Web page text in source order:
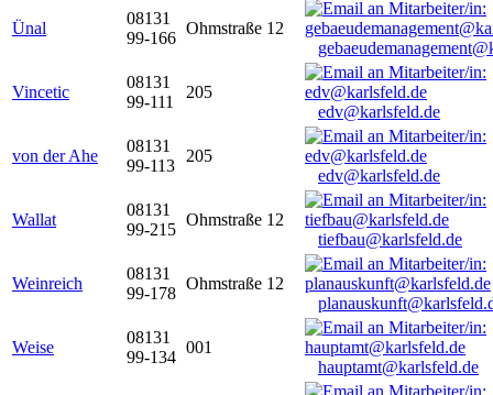
Ünal
08131
99-166
Ohmstraße 12
Vincetic
08131
99-111
205
edv@karlsfeld.de
von der Ahe
08131
99-113
205
edv@karlsfeld.de
Wallat
08131
99-215
Ohmstraße 12
tiefbau@karlsfeld.de
Weinreich
08131
99-178
Ohmstraße 12
Weise
08131
99-134
001
hauptamt@karlsfeld.de